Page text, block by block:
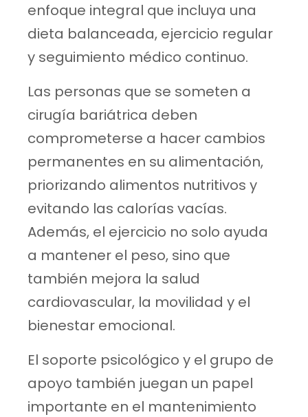
enfoque integral que incluya una
dieta balanceada, ejercicio regular
y seguimiento médico continuo.
Las personas que se someten a
cirugía bariátrica deben
comprometerse a hacer cambios
permanentes en su alimentación,
priorizando alimentos nutritivos y
evitando las calorías vacías.
Además, el ejercicio no solo ayuda
a mantener el peso, sino que
también mejora la salud
cardiovascular, la movilidad y el
bienestar emocional.
El soporte psicológico y el grupo de
apoyo también juegan un papel
importante en el mantenimiento